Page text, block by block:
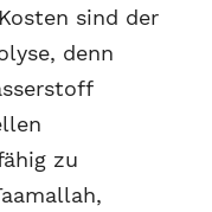
sind der
denn
zu